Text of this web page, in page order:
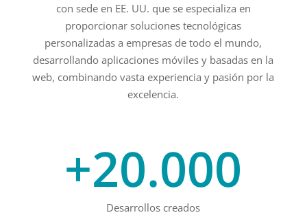
con sede en EE. UU. que se especializa en
proporcionar soluciones tecnológicas
personalizadas a empresas de todo el mundo,
desarrollando aplicaciones móviles y basadas en la
web, combinando vasta experiencia y pasión por la
excelencia.
+20.000
Desarrollos creados